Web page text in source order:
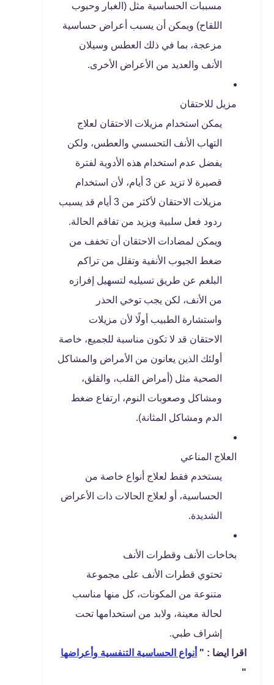
مسببات الحساسية مثل (الغبار وحبوب
اللقاح) ويمكن أن يسبب أعراض حساسية
مزعجة، بما في ذلك العطس وسيلان
الأنف والعديد من الأعراض الأخرى.
مزيل للاحتقان
يمكن استخدام مزيلات الاحتقان لعلاج
التهاب الأنف التحسسي والعطس، ولكن
يفضل عدم استخدام هذه الأدوية لفترة
قصيرة لا تزيد عن 3 أيام، لأن استخدام
مزيلات الاحتقان لأكثر من 3 أيام قد يسبب
ردود فعل سلبية ويزيد من تفاقم الحالة.
ويمكن لمضادات الاحتقان أن تخفف من
ضغط الجيوب الأنفية وتقلل من تراكم
البلغم عن طريق تسيليه لتسهيل إفرازه
من الأنف، لكن يجب توخي الحذر
واستشارة الطبيب أولًا لأن مزيلات
الاحتقان قد لا تكون مناسبة للجميع، خاصة
أولئك الذين يعانون من الأمراض والمشاكل
الصحية مثل (أمراض القلب، والقلق،
ومشاكل وصعوبات النوم، ارتفاع ضغط
الدم ومشاكل المثانة).
العلاج المناعي
يستخدم فقط لعلاج أنواع خاصة من
الحساسية، أو لعلاج الحالات ذات الأعراض
الشديدة.
بخاخات الأنف وقطرات الأنف
تحتوي قطرات الأنف على مجموعة
متنوعة من المكونات، كل منها مناسب
لحالة معينة، ولابد من استخدامها تحت
إشراف طبي.
اقرا ايضا : " أنواع الحساسية التنفسية وأعراضها
"